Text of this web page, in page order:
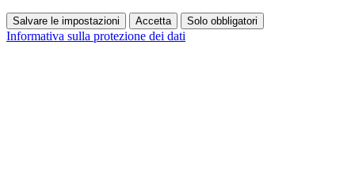
Salvare le impostazioni Accetta Solo obbligatori
Informativa sulla protezione dei dati